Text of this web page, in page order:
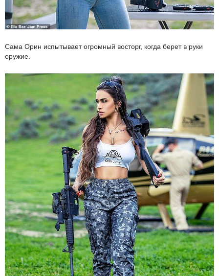
Сама Орин испытывает огромный восторг, когда берет в руки
оружие.